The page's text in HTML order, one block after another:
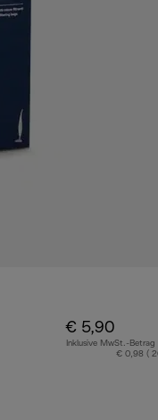
€ 5,90
Inklusive MwSt.-Betrag
€ 0,98 (